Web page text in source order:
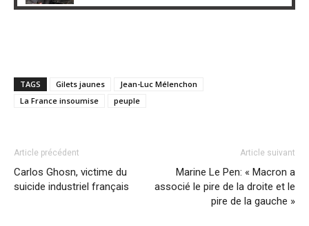
TAGS Gilets jaunes
Jean-Luc Mélenchon
La France insoumise
peuple
Article précédent
Carlos Ghosn, victime du
suicide industriel français
Article suivant
Marine Le Pen: « Macron a
associé le pire de la droite et le
pire de la gauche »